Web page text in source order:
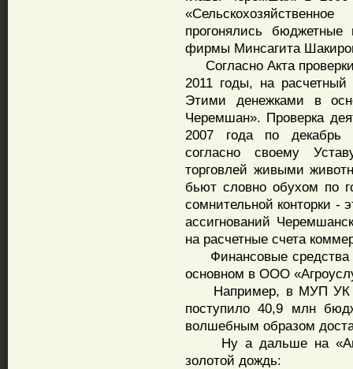
прогонялись
фирмы Минсагита
Согласно Акта
2011 годы, на
Этими денежками в
Черемшан». Проверка
2007 года по декабрь
согласно своему
торговлей живыми
бьют словно обухом по
сомнительной конторки -
ассигнований
на расчетные счета
Финансовые средства
основном в ООО
Например, в МУП УК
поступило 40,9 млн
волшебным образом
Ну а дальше на
золотой дождь: